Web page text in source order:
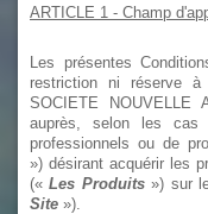
ARTICLE 1 - Champ
Les présentes
restriction ni réserve
SOCIETE NOUVELLE
auprès, selon les cas
professionnels ou de
») désirant acquérir les
(«Les Produits») sur
Site »).